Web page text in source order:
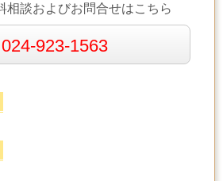
相談およびお問合せはこちら
024-923-1563